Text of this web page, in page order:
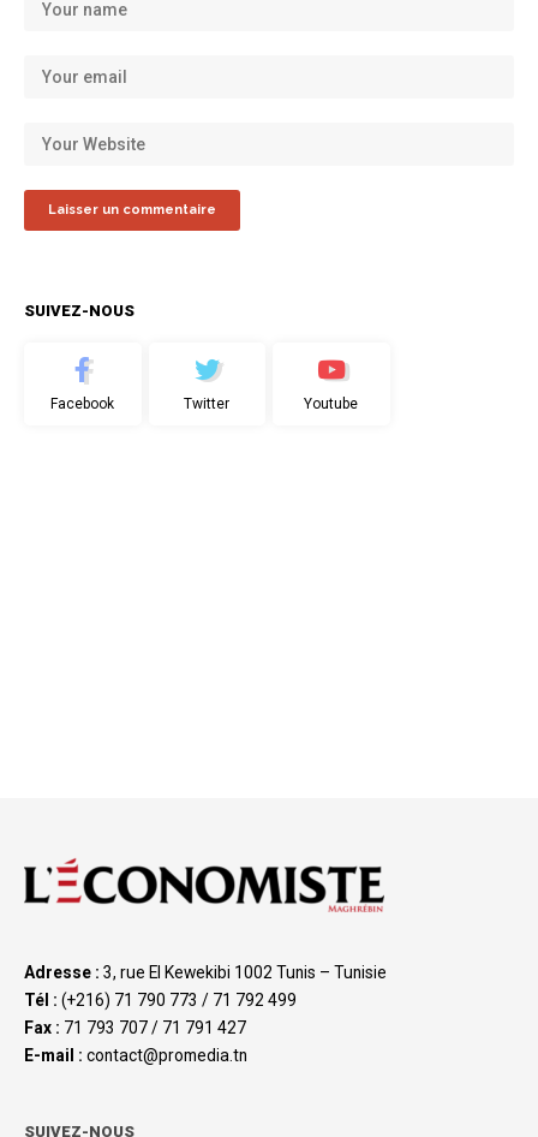
SUIVEZ-NOUS
Facebook Twitter Youtube
Adresse : 3, rue El Kewekibi 1002 Tunis – Tunisie
Tél : (+216) 71 790 773 / 71 792 499
Fax : 71 793 707 / 71 791 427
E-mail : contact@promedia.tn
SUIVEZ-NOUS